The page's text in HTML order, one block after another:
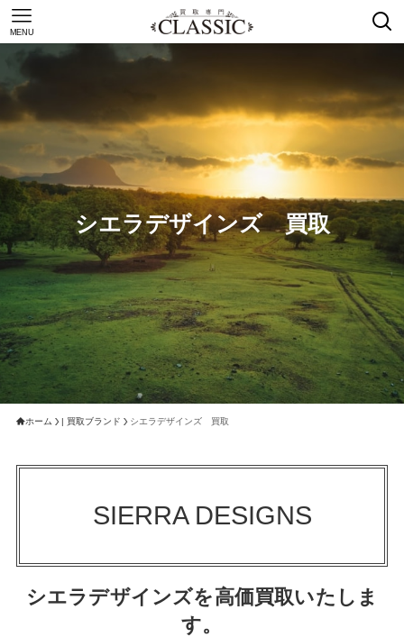
MENU
シエラデザインズ 買取
ホーム | 買取ブランド シエラデザインズ 買取
SIERRA DESIGNS
シエラデザインズを高価買取いたしま
す。